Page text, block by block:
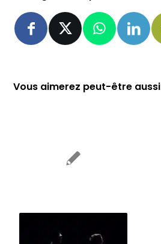
Vous aimerez peut-être aussi